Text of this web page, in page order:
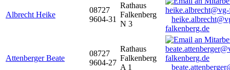
Albrecht Heike
08727
9604-31
Rathaus
Falkenberg
N 3
falkenberg.de
Attenberger Beate
08727
9604-27
Rathaus
Falkenberg
A 1